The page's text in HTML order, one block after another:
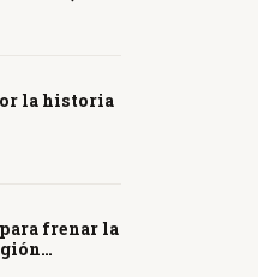
la historia
frenar la